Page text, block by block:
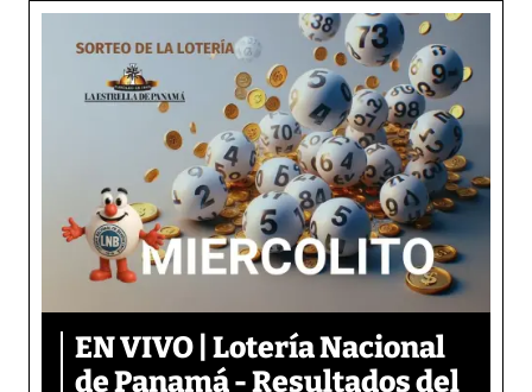
EN VIVO | Lotería Nacional
de Panamá - Resultados del